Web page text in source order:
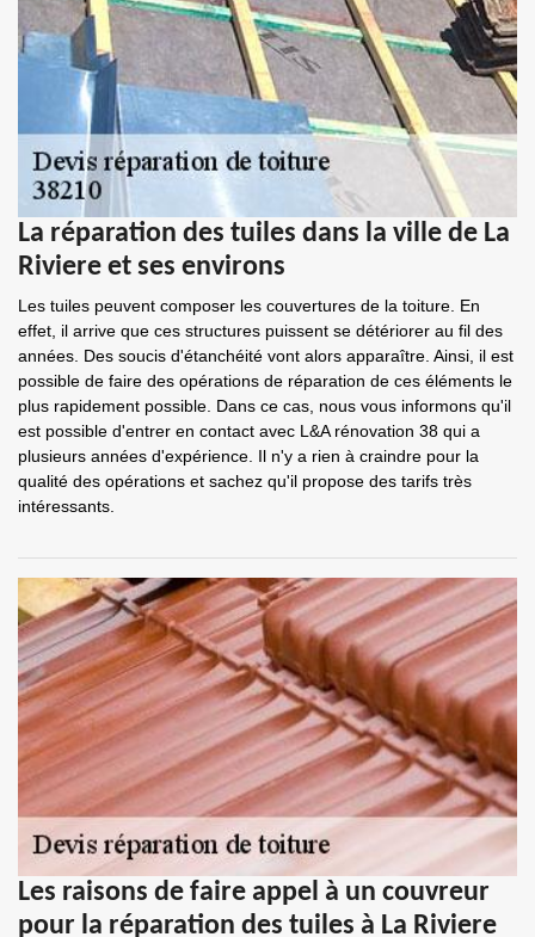
La réparation des tuiles dans la ville de La
Riviere et ses environs
Les tuiles peuvent composer les couvertures de la toiture. En
effet, il arrive que ces structures puissent se détériorer au fil des
années. Des soucis d'étanchéité vont alors apparaître. Ainsi, il est
possible de faire des opérations de réparation de ces éléments le
plus rapidement possible. Dans ce cas, nous vous informons qu'il
est possible d'entrer en contact avec L&A rénovation 38 qui a
plusieurs années d'expérience. Il n'y a rien à craindre pour la
qualité des opérations et sachez qu'il propose des tarifs très
intéressants.
Les raisons de faire appel à un couvreur
pour la réparation des tuiles à La Riviere